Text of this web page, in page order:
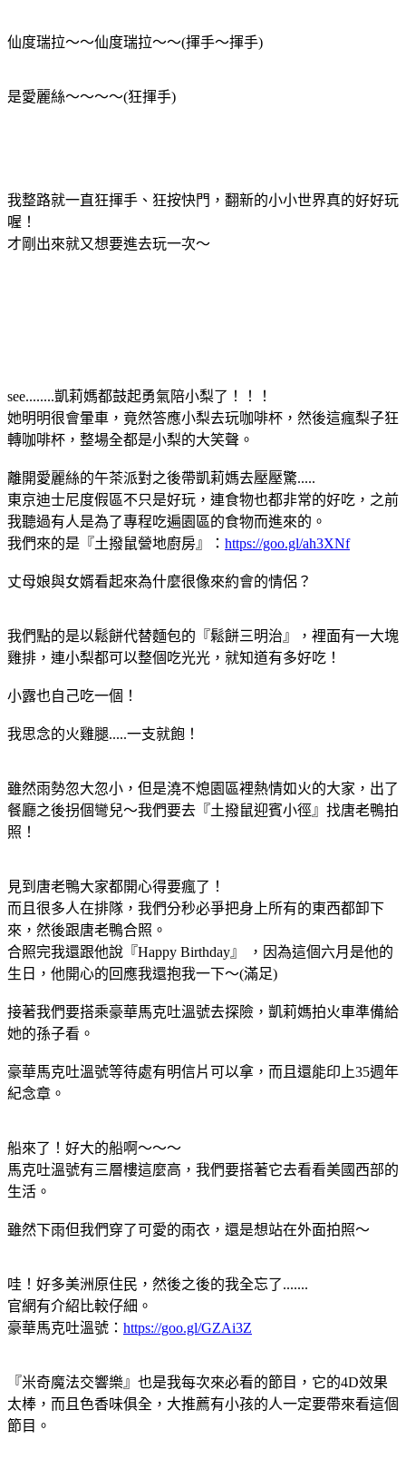
仙度瑞拉～～仙度瑞拉～～(揮手～揮手)
是愛麗絲～～～～(狂揮手)
我整路就一直狂揮手、狂按快門，翻新的小小世界真的好好玩
喔！
才剛出來就又想要進去玩一次～
see........凱莉媽都鼓起勇氣陪小梨了！！！
她明明很會暈車，竟然答應小梨去玩咖啡杯，然後這瘋梨子狂
轉咖啡杯，整場全都是小梨的大笑聲。
離開愛麗絲的午茶派對之後帶凱莉媽去壓壓驚.....
東京迪士尼度假區不只是好玩，連食物也都非常的好吃，之前
我聽過有人是為了專程吃遍園區的食物而進來的。
我們來的是『土撥鼠營地廚房』： https://goo.gl/ah3XNf
丈母娘與女婿看起來為什麼很像來約會的情侶？
我們點的是以鬆餅代替麵包的『鬆餅三明治』，裡面有一大塊
雞排，連小梨都可以整個吃光光，就知道有多好吃！
小露也自己吃一個！
我思念的火雞腿.....一支就飽！
雖然雨勢忽大忽小，但是澆不熄園區裡熱情如火的大家，出了
餐廳之後拐個彎兒～我們要去『土撥鼠迎賓小徑』找唐老鴨拍
照！
見到唐老鴨大家都開心得要瘋了！
而且很多人在排隊，我們分秒必爭把身上所有的東西都卸下
來，然後跟唐老鴨合照。
合照完我還跟他說『Happy Birthday』 ，因為這個六月是他的
生日，他開心的回應我還抱我一下～(滿足)
接著我們要搭乘豪華馬克吐溫號去探險，凱莉媽拍火車準備給
她的孫子看。
豪華馬克吐溫號等待處有明信片可以拿，而且還能印上35週年
紀念章。
船來了！好大的船啊～～～
馬克吐溫號有三層樓這麼高，我們要搭著它去看看美國西部的
生活。
雖然下雨但我們穿了可愛的雨衣，還是想站在外面拍照～
哇！好多美洲原住民，然後之後的我全忘了.......
官網有介紹比較仔細。
豪華馬克吐溫號： https://goo.gl/GZAi3Z
『米奇魔法交響樂』也是我每次來必看的節目，它的4D效果
太棒，而且色香味俱全，大推薦有小孩的人一定要帶來看這個
節目。